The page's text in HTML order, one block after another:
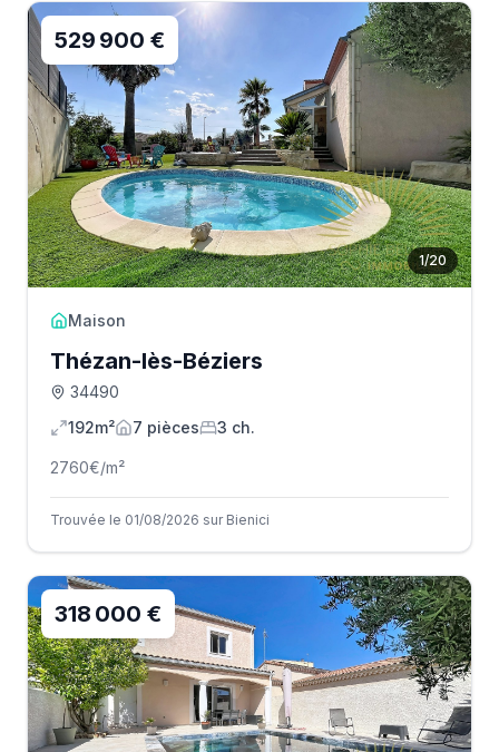
1/20
529 900 €
Maison
Thézan-lès-Béziers
34490
192m²
7 pièces 3 ch.
2760€/m²
Trouvée le 01/08/2026 sur Bienici
318 000 €